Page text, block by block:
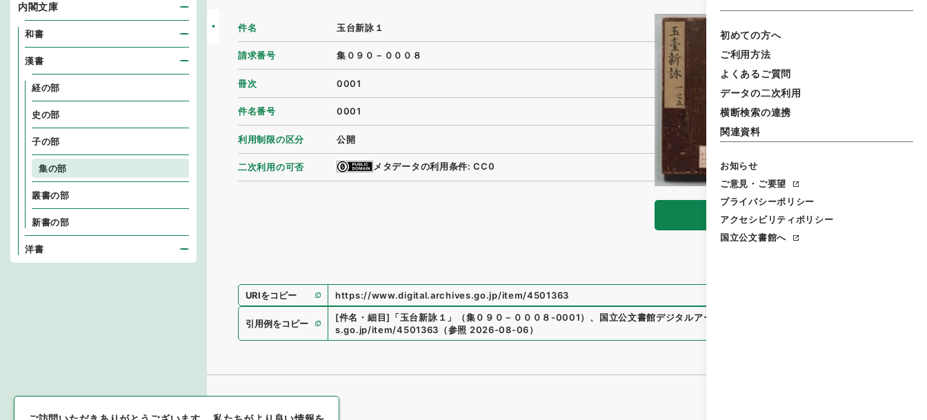
初めての方へ
ご利用方法
よくあるご質問
データの二次利用
横断検索の連携
関連資料
お知らせ
ご意見・ご要望
プライバシーポリシー
アクセシビリティポリシー
国立公文書館へ
閲覧
件名 玉台新詠１
請求番号 集０９０－０００８
冊次 0001
件名番号 0001
利用制限の区分 公開
二次利用の可否 メタデータの利用条件: CC0
URIをコピー https://www.digital.archives.go.jp/item/4501363
引用例をコピー
[件名・細目] 「玉台新詠１ 」 （集０９０－０００８-0001） 、 国立公文書館デジタルアーカイブ
s.go.jp/item/4501363 （参照 2026-08-06）
内閣文庫
和書
漢書
経の部
史の部
子の部
集の部
叢書の部
新書の部
洋書